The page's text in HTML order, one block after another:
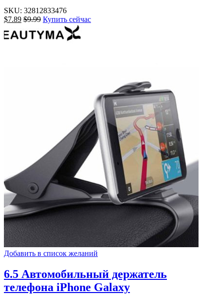
SKU: 32812833476
$7.89 $9.99 Купить сейчас
Добавить в список желаний
6.5 Автомобильный держатель
телефона iPhone Galaxy